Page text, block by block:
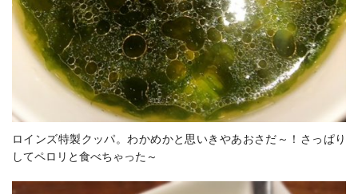
ロインズ特製クッパ。わかめかと思いきやあおさだ～！さっぱり
してペロリと食べちゃった～